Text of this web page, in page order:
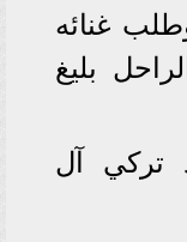
غنائه
بليغ
تركي آل